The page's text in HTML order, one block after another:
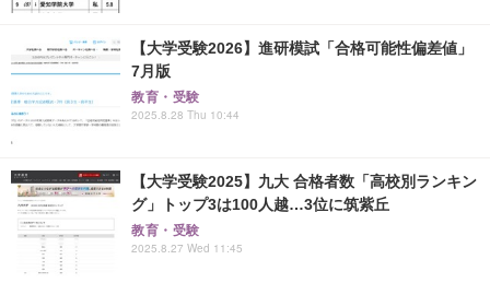
【大学受験2026】進研模試「合格可能性偏差値」
7月版
教育・受験
2025.8.28 Thu 10:44
【大学受験2025】九大 合格者数「高校別ランキン
グ」トップ3は100人越…3位に筑紫丘
教育・受験
2025.8.27 Wed 11:45